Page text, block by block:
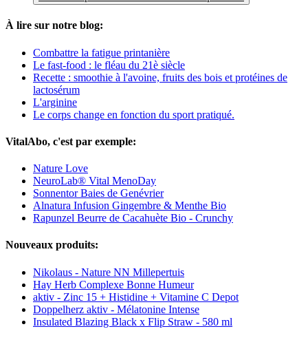
À lire sur notre blog:
Combattre la fatigue printanière
Le fast-food : le fléau du 21è siècle
Recette : smoothie à l'avoine, fruits des bois et protéines de
lactosérum
L'arginine
Le corps change en fonction du sport pratiqué.
VitalAbo, c'est par exemple:
Nature Love
NeuroLab® Vital MenoDay
Sonnentor Baies de Genévrier
Alnatura Infusion Gingembre & Menthe Bio
Rapunzel Beurre de Cacahuète Bio - Crunchy
Nouveaux produits:
Nikolaus - Nature NN Millepertuis
Hay Herb Complexe Bonne Humeur
aktiv - Zinc 15 + Histidine + Vitamine C Depot
Doppelherz aktiv - Mélatonine Intense
Insulated Blazing Black x Flip Straw - 580 ml